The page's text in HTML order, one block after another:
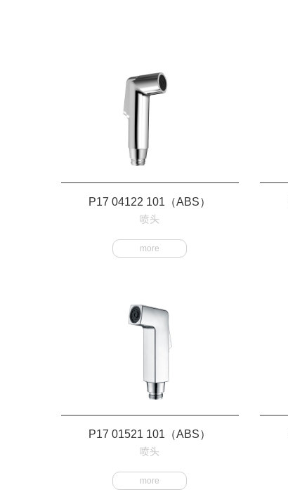
P17 04122 101（ABS）
喷头
more
P17 01521 101（ABS）
喷头
more